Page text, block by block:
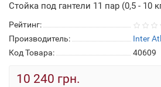
Стойка под гантели 11 пар (0,5 - 10
Рейтинг:
Производитель:
Inter
Код Товара:
40609
10 240 грн.